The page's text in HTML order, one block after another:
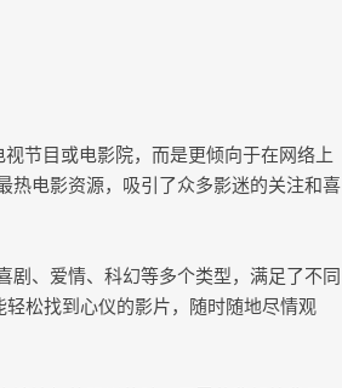
节目或电影院，而是更倾向于在网络上
热电影资源，吸引了众多影迷的关注和喜
、爱情、科幻等多个类型，满足了不同
松找到心仪的影片，随时随地尽情观